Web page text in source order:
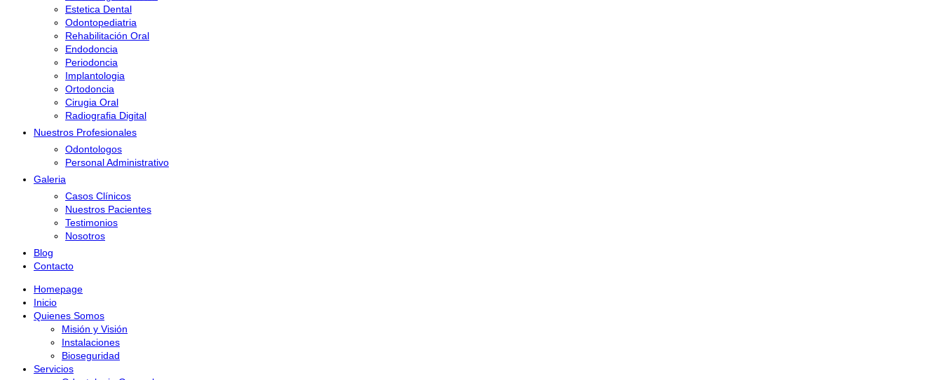
Estetica Dental
Odontopediatria
Rehabilitación Oral
Endodoncia
Periodoncia
Implantologia
Ortodoncia
Cirugia Oral
Radiografia Digital
Nuestros Profesionales
Odontologos
Personal Administrativo
Galeria
Casos Clínicos
Nuestros Pacientes
Testimonios
Nosotros
Blog
Contacto
Homepage
Inicio
Quienes Somos
Misión y Visión
Instalaciones
Bioseguridad
Servicios